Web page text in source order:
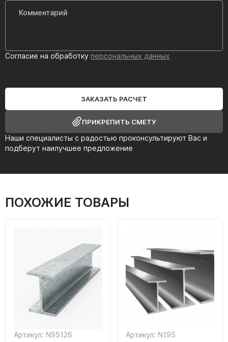
Наши специалисты с радостью проконсультируют Вас и
подберут наилучшее предложение
Согласие на обработку персональных данных
ЗАКАЗАТЬ РАСЧЕТ
ПРИКРЕПИТЬ СМЕТУ
ПОХОЖИЕ ТОВАРЫ
Артикул: N95126 Артикул: N195